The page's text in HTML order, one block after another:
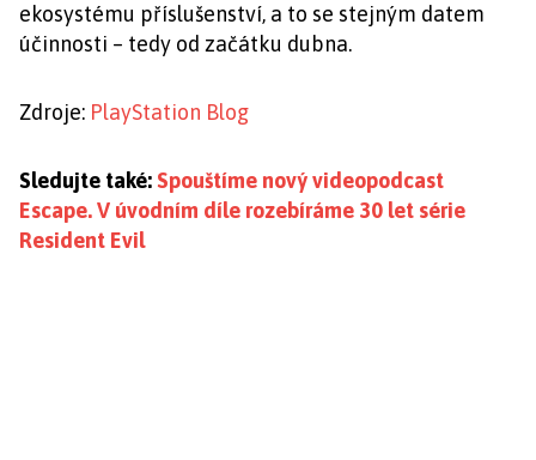
ekosystému příslušenství, a to se stejným datem
účinnosti – tedy od začátku dubna.
Zdroje: PlayStation Blog
Sledujte také: Spouštíme nový videopodcast
Escape. V úvodním díle rozebíráme 30 let série
Resident Evil